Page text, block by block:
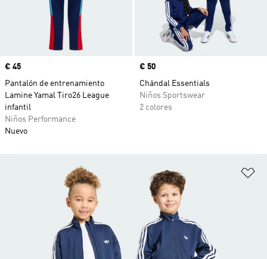
Precio
€ 45
Pantalón de entrenamiento
Lamine Yamal Tiro26 League
infantil
Niños Performance
Nuevo
Precio
€ 50
Chándal Essentials
Niños Sportswear
2 colores